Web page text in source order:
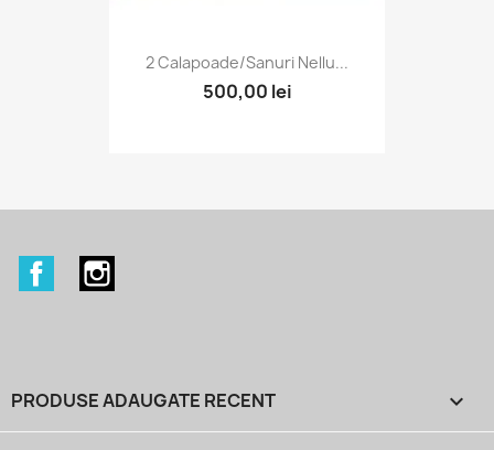
2 Calapoade/sanuri Nellu...
500,00 lei
Facebook
PRODUSE ADAUGATE RECENT 